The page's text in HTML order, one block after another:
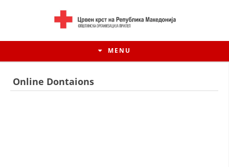
MENU
Online Dontaions